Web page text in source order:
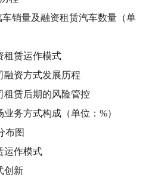
车销量及融资租赁汽车数量（单
租赁运作模式
融资方式发展历程
租赁后期的风险管控
务方式构成（单位：%）
布图
运作模式
创新